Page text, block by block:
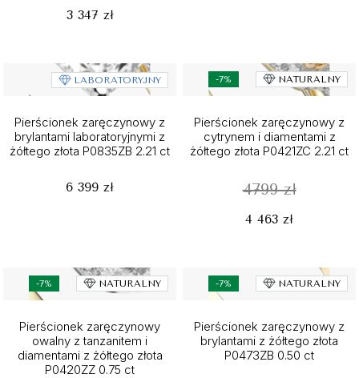
3 347 zł
LABORATORYJNY
Pierścionek zaręczynowy z
brylantami laboratoryjnymi z
żółtego złota P0835ZB 2.21 ct
6 399 zł
-7% NATURALNY
Pierścionek zaręczynowy z
cytrynem i diamentami z
żółtego złota P0421ZC 2.21 ct
4799 zł
4 463 zł
-7% NATURALNY
Pierścionek zaręczynowy
owalny z tanzanitem i
diamentami z żółtego złota
P0420ZZ 0.75 ct
-7% NATURALNY
Pierścionek zaręczynowy z
brylantami z żółtego złota
P0473ZB 0.50 ct